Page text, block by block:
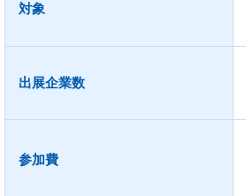
対象
出展企業数
参加費